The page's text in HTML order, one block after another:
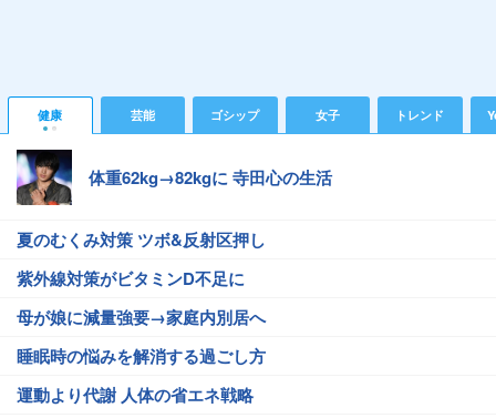
健康 芸能 ゴシップ 女子 トレンド
体重62kg→82kgに 寺田心の生活
夏のむくみ対策 ツボ&反射区押し
紫外線対策がビタミンD不足に
母が娘に減量強要→家庭内別居へ
睡眠時の悩みを解消する過ごし方
運動より代謝 人体の省エネ戦略